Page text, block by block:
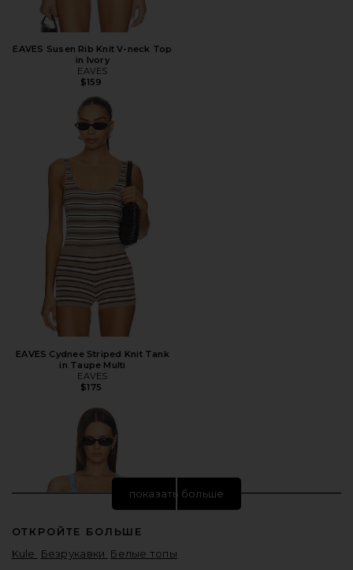
EAVES Susen Rib Knit V-neck Top
in Ivory
EAVES
$159
EAVES Cydnee Striped Knit Tank
in Taupe Multi
EAVES
$175
показать больше
ОТКРОЙТЕ БОЛЬШЕ
Kule
Безрукавки Белые топы